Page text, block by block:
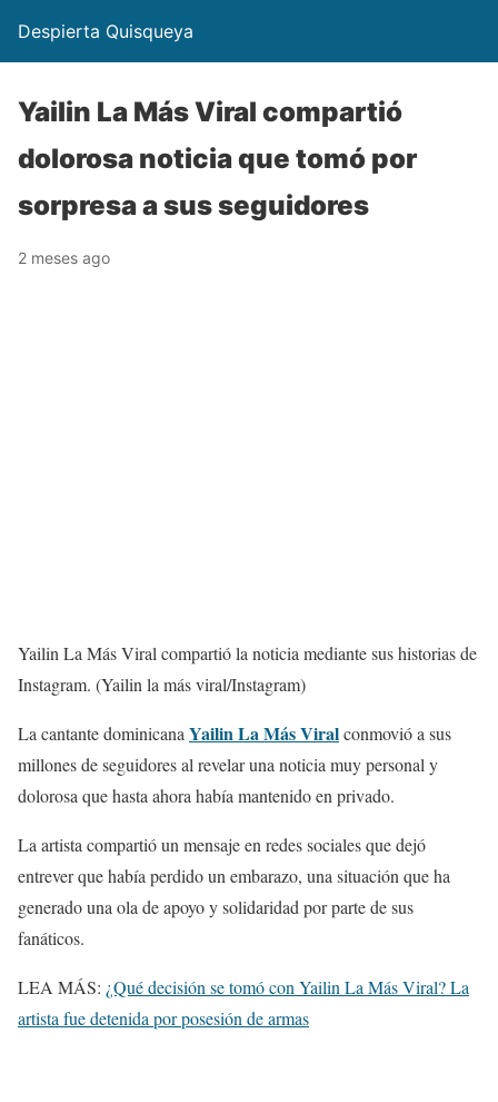
Despierta Quisqueya
Yailin La Más Viral compartió
dolorosa noticia que tomó por
sorpresa a sus seguidores
2 meses ago
Yailin La Más Viral compartió la noticia mediante sus historias de
Instagram. (Yailin la más viral/Instagram)
La cantante dominicana Yailin La Más Viralconmovió a sus
millones de seguidores al revelar una noticia muy personal y
dolorosa que hasta ahora había mantenido en privado.
La artista compartió un mensaje en redes sociales que dejó
entrever que había perdido un embarazo, una situación que ha
generado una ola de apoyo y solidaridad por parte de sus
fanáticos.
LEA MÁS: ¿Qué decisión se tomó con Yailin La Más Viral? La
artista fue detenida por posesión de armas